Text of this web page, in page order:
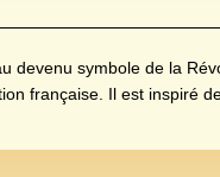
devenu symbole de la
française. Il est inspiré